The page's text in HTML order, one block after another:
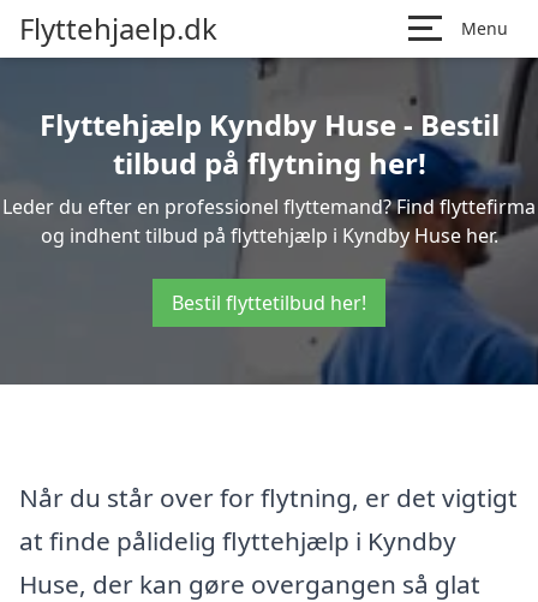
Flyttehjaelp.dk Menu
Flyttehjælp Kyndby Huse - Bestil
tilbud på flytning her!
Leder du efter en professionel flyttemand? Find flyttefirma
og indhent tilbud på flyttehjælp i Kyndby Huse her.
Bestil flyttetilbud her!
Når du står over for flytning, er det vigtigt
at finde pålidelig flyttehjælp i Kyndby
Huse, der kan gøre overgangen så glat